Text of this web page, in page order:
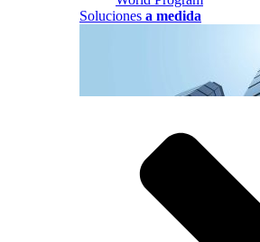
Soluciones a medida